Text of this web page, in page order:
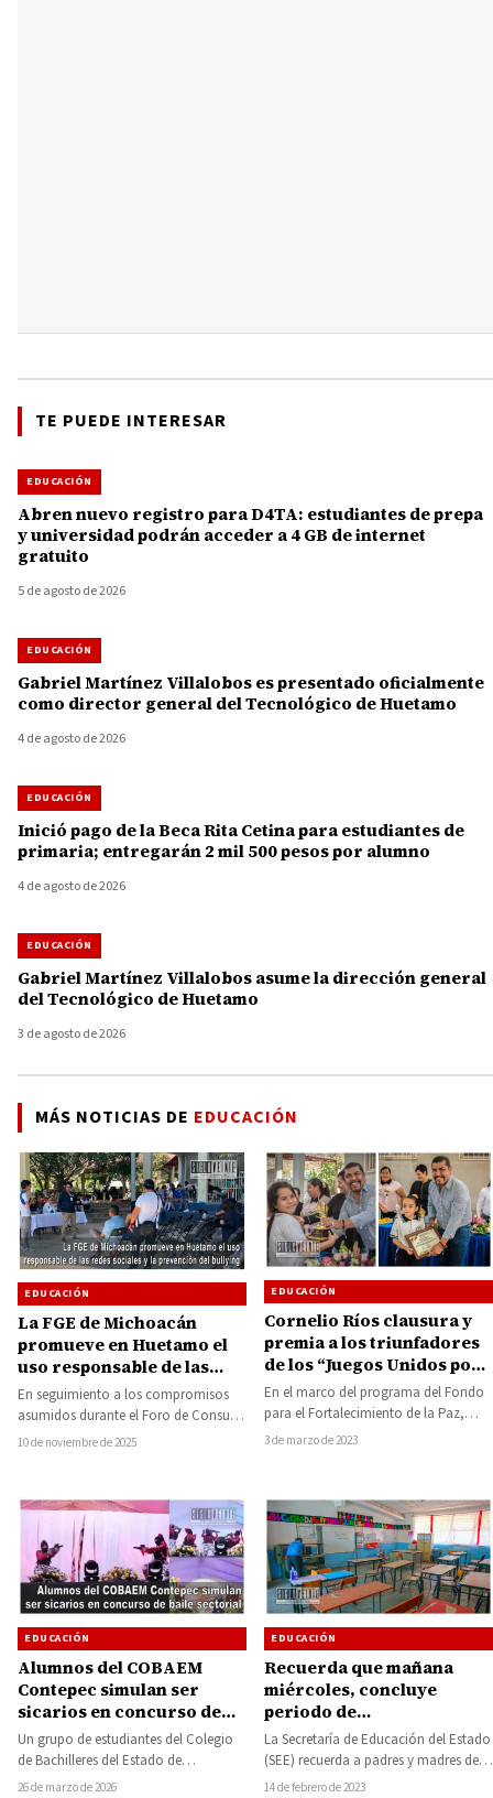
TE PUEDE INTERESAR
EDUCACIÓN
Abren nuevo registro para D4TA: estudiantes de prepa
y universidad podrán acceder a 4 GB de internet
gratuito
5 de agosto de 2026
EDUCACIÓN
Gabriel Martínez Villalobos es presentado oficialmente
como director general del Tecnológico de Huetamo
4 de agosto de 2026
EDUCACIÓN
Inició pago de la Beca Rita Cetina para estudiantes de
primaria; entregarán 2 mil 500 pesos por alumno
4 de agosto de 2026
EDUCACIÓN
Gabriel Martínez Villalobos asume la dirección general
del Tecnológico de Huetamo
3 de agosto de 2026
MÁS NOTICIAS DE EDUCACIÓN
EDUCACIÓN
La FGE de Michoacán
promueve en Huetamo el
uso responsable de las
redes sociales y la
prevención del bullying
En seguimiento a los compromisos
asumidos durante el Foro de Consulta
Ciudadana “Transforma Tu Fiscalía”,
10 de noviembre de 2025
EDUCACIÓN
Cornelio Ríos clausura y
premia a los triunfadores
de los “Juegos Unidos por
la Paz” que benefician a
niñas y niños del municipio
de Juárez
En el marco del programa del Fondo
para el Fortalecimiento de la Paz,
(FORTAPAZ), el Ayuntamiento de
3 de marzo de 2023
EDUCACIÓN
Alumnos del COBAEM
Contepec simulan ser
sicarios en concurso de
baile sectorial
Un grupo de estudiantes del Colegio
de Bachilleres del Estado de
Michoacán (Cobaem) generó
26 de marzo de 2026
EDUCACIÓN
Recuerda que mañana
miércoles, concluye
periodo de
preinscripciones para
ingresar a preescolar,
primaria y secundaria
La Secretaría de Educación del Estado
(SEE) recuerda a padres y madres de
familia que el periodo de…
14 de febrero de 2023